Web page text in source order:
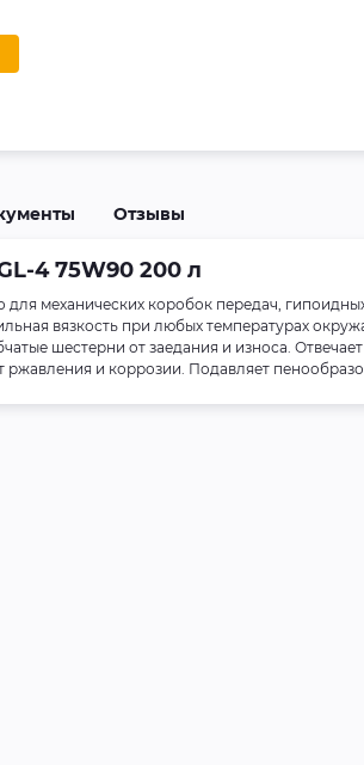
Отзывы
4 75W90 200 л
механических коробок передач,
вязкость при любых температурах
шестерни от заедания и износа.
и коррозии. Подавляет